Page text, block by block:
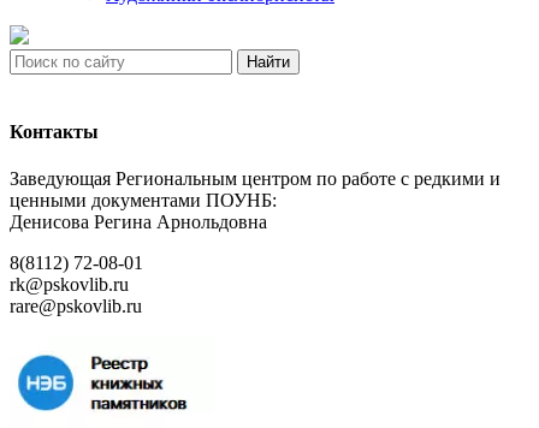
Найти
Контакты
Заведующая Региональным центром по работе с редкими и
ценными документами ПОУНБ:
Денисова Регина Арнольдовна
8(8112) 72-08-01
rk@pskovlib.ru
rare@pskovlib.ru